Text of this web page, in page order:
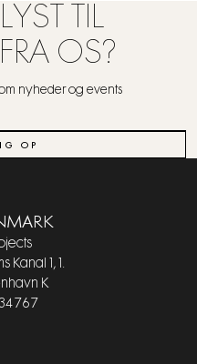
TIL
OS?
nyheder og events
OP
Kanal 1, 1.
K